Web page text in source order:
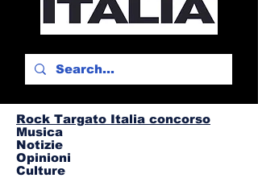
Rock Targato Italia concorso
Musica
Notizie
Opinioni
Culture